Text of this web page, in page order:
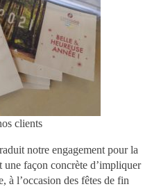
clients
notre engagement pour la
une façon concrète d’impliquer
à l’occasion des fêtes de fin